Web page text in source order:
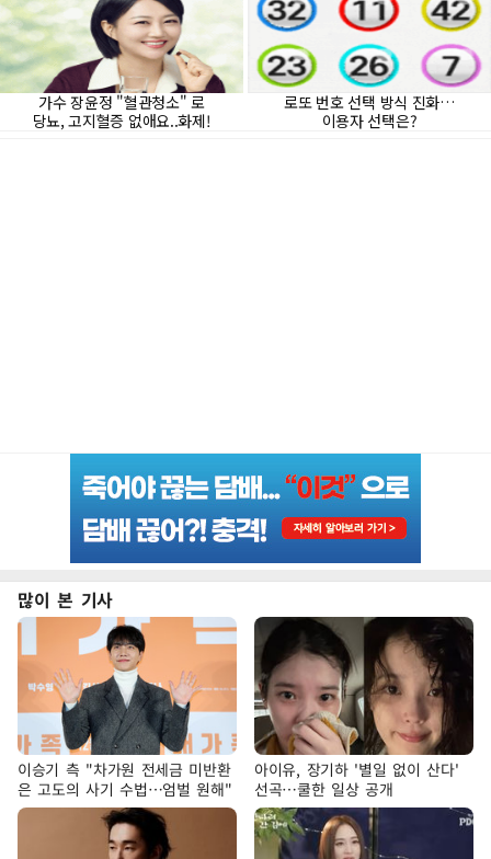
많이 본 기사
이승기 측 "차가원 전세금 미반환
은 고도의 사기 수법…엄벌 원해"
아이유, 장기하 '별일 없이 산다'
선곡…쿨한 일상 공개